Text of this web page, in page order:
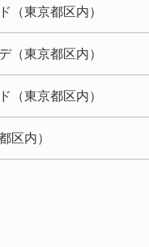
（東京都区内）
東京都区内）
（東京都区内）
区内）